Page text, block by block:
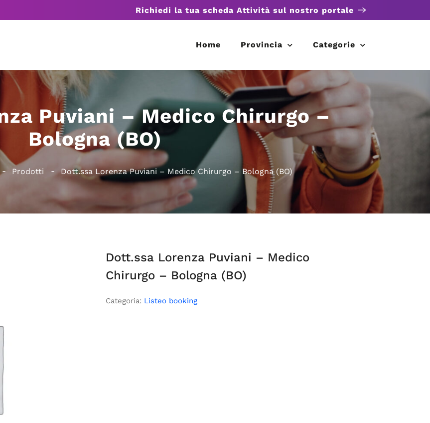
Richiedi la tua scheda Attività sul nostro portale
Home Provincia Categorie
Puviani – Medico Chirurgo –
Bologna (BO)
Prodotti Dott.ssa Lorenza Puviani – Medico Chirurgo – Bologna (BO)
Dott.ssa Lorenza Puviani – Medico
Chirurgo – Bologna (BO)
Categoria: Listeo booking